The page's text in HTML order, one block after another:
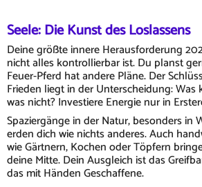
Seele: Die Kunst des Loslassens
Deine größte innere Herausforderung
nicht alles kontrollierbar ist. Du planst
Feuer-Pferd hat andere Pläne. Der
Frieden liegt in der Unterscheidung:
was nicht? Investiere Energie nur in
Spaziergänge in der Natur, besonders in
erden dich wie nichts anderes. Auch
wie Gärtnern, Kochen oder Töpfern
deine Mitte. Dein Ausgleich ist das
das mit Händen Geschaffene.